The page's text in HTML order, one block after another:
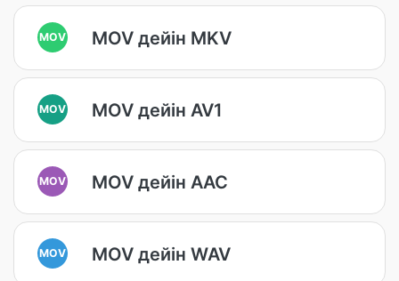
MOV MOV дейін MKV
MOV MOV дейін AV1
MOV MOV дейін AAC
MOV MOV дейін WAV